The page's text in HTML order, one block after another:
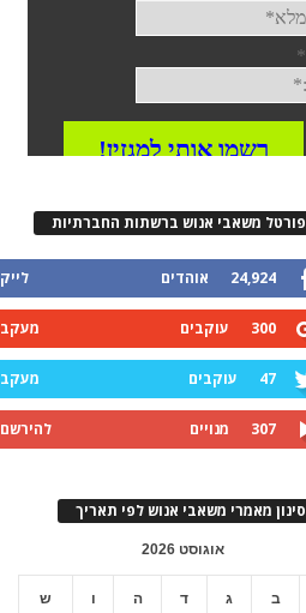
פורטל משאבי אנוש ברשתות החברתיות
24,924 אוהדים לייק
300 עוקבים מעקב
47 עוקבים מעקב
307 מנויים להירשם
סינון מאמרי משאבי אנוש לפי תאריך
אוגוסט 2026
ב ג ד ה ו ש